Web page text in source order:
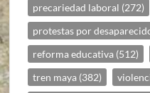
precariedad laboral (272)
protestas por
reforma educativa (512)
tren maya (382)